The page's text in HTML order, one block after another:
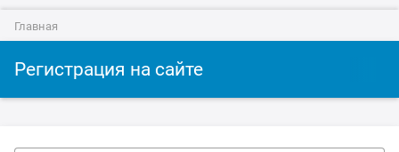
Главная
Регистрация на сайте